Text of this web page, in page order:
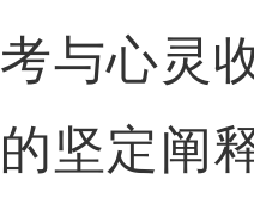
考与心灵
的坚定阐